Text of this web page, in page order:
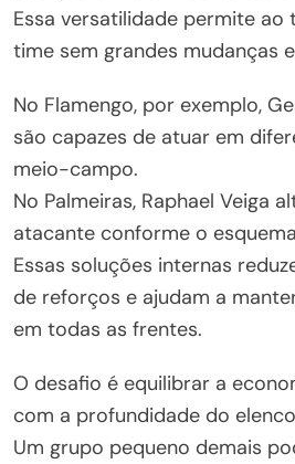
Essa versatilidade permite
time sem grandes mudanças
No Flamengo, por exemplo,
são capazes de atuar em
meio-campo.
No Palmeiras, Raphael Veiga
atacante conforme o
Essas soluções internas
de reforços e ajudam a
em todas as frentes.
O desafio é equilibrar a
com a profundidade do
Um grupo pequeno demais